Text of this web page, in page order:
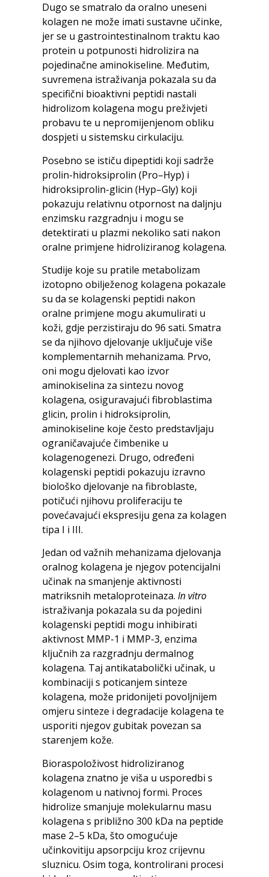
Dugo se smatralo da oralno uneseni
kolagen ne može imati sustavne učinke,
jer se u gastrointestinalnom traktu kao
protein u potpunosti hidrolizira na
pojedinačne aminokiseline. Međutim,
suvremena istraživanja pokazala su da
specifični bioaktivni peptidi nastali
hidrolizom kolagena mogu preživjeti
probavu te u nepromijenjenom obliku
dospjeti u sistemsku cirkulaciju.
Posebno se ističu dipeptidi koji sadrže
prolin-hidroksiprolin (Pro–Hyp) i
hidroksiprolin-glicin (Hyp–Gly) koji
pokazuju relativnu otpornost na daljnju
enzimsku razgradnju i mogu se
detektirati u plazmi nekoliko sati nakon
oralne primjene hidroliziranog kolagena.
Studije koje su pratile metabolizam
izotopno obilježenog kolagena pokazale
su da se kolagenski peptidi nakon
oralne primjene mogu akumulirati u
koži, gdje perzistiraju do 96 sati. Smatra
se da njihovo djelovanje uključuje više
komplementarnih mehanizama. Prvo,
oni mogu djelovati kao izvor
aminokiselina za sintezu novog
kolagena, osiguravajući fibroblastima
glicin, prolin i hidroksiprolin,
aminokiseline koje često predstavljaju
ograničavajuće čimbenike u
kolagenogenezi. Drugo, određeni
kolagenski peptidi pokazuju izravno
biološko djelovanje na fibroblaste,
potičući njihovu proliferaciju te
povećavajući ekspresiju gena za kolagen
tipa I i III.
Jedan od važnih mehanizama djelovanja
oralnog kolagena je njegov potencijalni
učinak na smanjenje aktivnosti
matriksnih metaloproteinaza.In vitro
istraživanja pokazala su da pojedini
kolagenski peptidi mogu inhibirati
aktivnost MMP-1 i MMP-3, enzima
ključnih za razgradnju dermalnog
kolagena. Taj antikatabolički učinak, u
kombinaciji s poticanjem sinteze
kolagena, može pridonijeti povoljnijem
omjeru sinteze i degradacije kolagena te
usporiti njegov gubitak povezan sa
starenjem kože.
Bioraspoloživost hidroliziranog
kolagena znatno je viša u usporedbi s
kolagenom u nativnoj formi. Proces
hidrolize smanjuje molekularnu masu
kolagena s približno 300 kDa na peptide
mase 2–5 kDa, što omogućuje
učinkovitiju apsorpciju kroz crijevnu
sluznicu. Osim toga, kontrolirani procesi